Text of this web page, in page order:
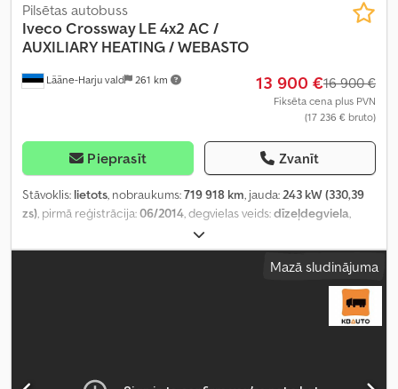
Lääne-Harju vald 261 km
Pilsētas autobuss
IvecoCrossway LE 4x2 AC /
AUXILIARY HEATING / WEBASTO
13 900 €16 900 €
Fiksēta cena plus PVN
(17 236 € bruto)
Pieprasīt Zvanīt
Stāvoklis: lietots, nobraukums:719 918 km, jauda:243 kW (330,39
zs), pirmā reģistrācija:06/2014, degvielas veids:dīzeļdegviela,
, pārnesuma veids:
konfigurācija:4x2, emisijas klase:Euro 5, piekares sistēma:gaiss,
11 990 mm, kopējais
, Ražošanas gads:
Mazā sludinājuma